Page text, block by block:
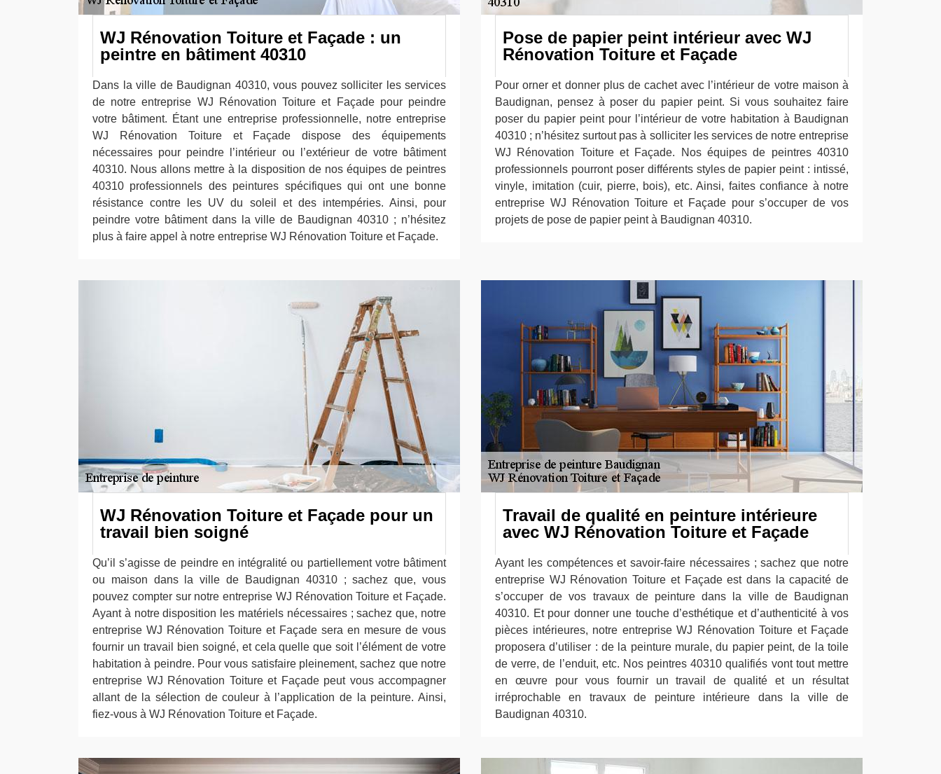
WJ Rénovation Toiture et Façade : un
peintre en bâtiment 40310
Dans la ville de Baudignan 40310, vous pouvez solliciter les services
de notre entreprise WJ Rénovation Toiture et Façade pour peindre
votre bâtiment. Étant une entreprise professionnelle, notre entreprise
WJ Rénovation Toiture et Façade dispose des équipements
nécessaires pour peindre l’intérieur ou l’extérieur de votre bâtiment
40310. Nous allons mettre à la disposition de nos équipes de peintres
40310 professionnels des peintures spécifiques qui ont une bonne
résistance contre les UV du soleil et des intempéries. Ainsi, pour
peindre votre bâtiment dans la ville de Baudignan 40310 ; n’hésitez
plus à faire appel à notre entreprise WJ Rénovation Toiture et Façade.
Pose de papier peint intérieur avec WJ
Rénovation Toiture et Façade
Pour orner et donner plus de cachet avec l’intérieur de votre maison à
Baudignan, pensez à poser du papier peint. Si vous souhaitez faire
poser du papier peint pour l’intérieur de votre habitation à Baudignan
40310 ; n’hésitez surtout pas à solliciter les services de notre entreprise
WJ Rénovation Toiture et Façade. Nos équipes de peintres 40310
professionnels pourront poser différents styles de papier peint : intissé,
vinyle, imitation (cuir, pierre, bois), etc. Ainsi, faites confiance à notre
entreprise WJ Rénovation Toiture et Façade pour s’occuper de vos
projets de pose de papier peint à Baudignan 40310.
WJ Rénovation Toiture et Façade pour un
travail bien soigné
Qu’il s’agisse de peindre en intégralité ou partiellement votre bâtiment
ou maison dans la ville de Baudignan 40310 ; sachez que, vous
pouvez compter sur notre entreprise WJ Rénovation Toiture et Façade.
Ayant à notre disposition les matériels nécessaires ; sachez que, notre
entreprise WJ Rénovation Toiture et Façade sera en mesure de vous
fournir un travail bien soigné, et cela quelle que soit l’élément de votre
habitation à peindre. Pour vous satisfaire pleinement, sachez que notre
entreprise WJ Rénovation Toiture et Façade peut vous accompagner
allant de la sélection de couleur à l’application de la peinture. Ainsi,
fiez-vous à WJ Rénovation Toiture et Façade.
Travail de qualité en peinture intérieure
avec WJ Rénovation Toiture et Façade
Ayant les compétences et savoir-faire nécessaires ; sachez que notre
entreprise WJ Rénovation Toiture et Façade est dans la capacité de
s’occuper de vos travaux de peinture dans la ville de Baudignan
40310. Et pour donner une touche d’esthétique et d’authenticité à vos
pièces intérieures, notre entreprise WJ Rénovation Toiture et Façade
proposera d’utiliser : de la peinture murale, du papier peint, de la toile
de verre, de l’enduit, etc. Nos peintres 40310 qualifiés vont tout mettre
en œuvre pour vous fournir un travail de qualité et un résultat
irréprochable en travaux de peinture intérieure dans la ville de
Baudignan 40310.